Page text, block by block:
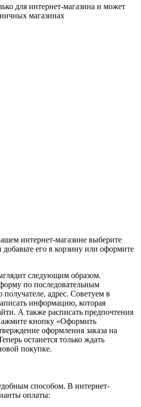
для интернет-магазина и может
магазинах
интернет-магазине выберите
его в корзину или оформите
следующим образом.
по последовательным
получателе, адрес. Советуем в
информацию, которая
А также расписать предпочтения
кнопку «Оформить
оформления заказа на
останется только ждать
покупке.
способом. В интернет-
оплаты: